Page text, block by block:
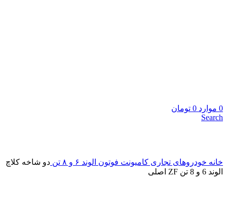
0 موارد 0 تومان
Search
خانه خودروهای تجاری کامیونت فوتون الوند ۶ و ۸ تن
دو شاخه کلاچ
الوند 6 و 8 تن ZF اصلی